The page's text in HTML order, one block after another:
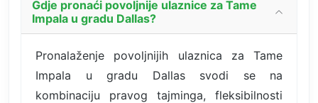
Gdje pronaći povoljnije ulaznice za Tame
Impala u gradu Dallas?
Pronalaženje povoljnijih ulaznica za Tame
Impala u gradu Dallas svodi se na
kombinaciju pravog tajminga, fleksibilnosti